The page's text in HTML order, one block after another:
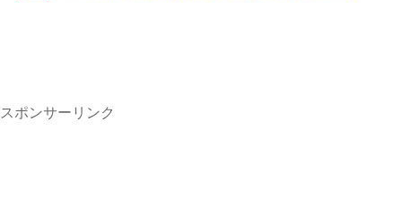
スポンサーリンク